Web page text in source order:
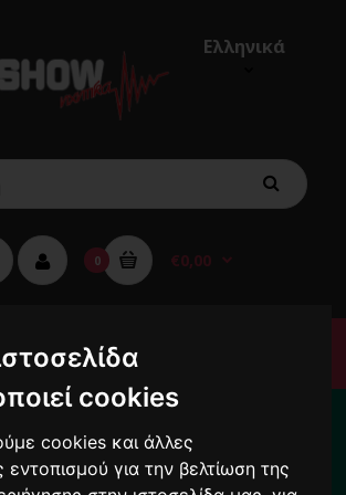
cookies
cookies και άλλες
εντοπισμού για την βελτίωση της
Ελληνικά
0 €0,00
από 10/8 ως 24/8 οι
σας ενδέχεται να
καθυστερήσουν !